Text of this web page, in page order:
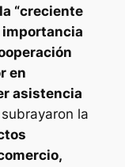
“creciente
importancia
en
asistencia
la